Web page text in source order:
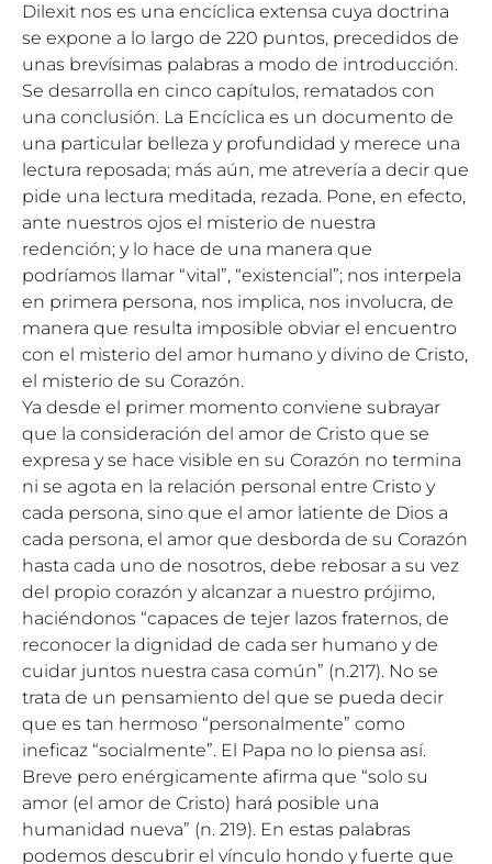
Dilexit nos es una encíclica extensa cuya doctrina
se expone a lo largo de 220 puntos, precedidos de
unas brevísimas palabras a modo de introducción.
Se desarrolla en cinco capítulos, rematados con
una conclusión. La Encíclica es un documento de
una particular belleza y profundidad y merece una
lectura reposada; más aún, me atrevería a decir que
pide una lectura meditada, rezada. Pone, en efecto,
ante nuestros ojos el misterio de nuestra
redención; y lo hace de una manera que
podríamos llamar “vital”, “existencial”; nos interpela
en primera persona, nos implica, nos involucra, de
manera que resulta imposible obviar el encuentro
con el misterio del amor humano y divino de Cristo,
el misterio de su Corazón.
Ya desde el primer momento conviene subrayar
que la consideración del amor de Cristo que se
expresa y se hace visible en su Corazón no termina
ni se agota en la relación personal entre Cristo y
cada persona, sino que el amor latiente de Dios a
cada persona, el amor que desborda de su Corazón
hasta cada uno de nosotros, debe rebosar a su vez
del propio corazón y alcanzar a nuestro prójimo,
haciéndonos “capaces de tejer lazos fraternos, de
reconocer la dignidad de cada ser humano y de
cuidar juntos nuestra casa común” (n.217). No se
trata de un pensamiento del que se pueda decir
que es tan hermoso “personalmente” como
ineficaz “socialmente”. El Papa no lo piensa así.
Breve pero enérgicamente afirma que “solo su
amor (el amor de Cristo) hará posible una
humanidad nueva” (n. 219). En estas palabras
podemos descubrir el vínculo hondo y fuerte que